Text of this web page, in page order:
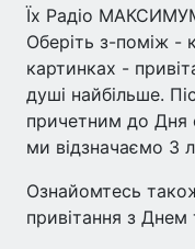
Їх Радіо
Оберіть з-поміж -
картинках -
душі найбільше.
причетним до Дня
ми відзначаємо 3
Ознайомтесь
привітання з Днем